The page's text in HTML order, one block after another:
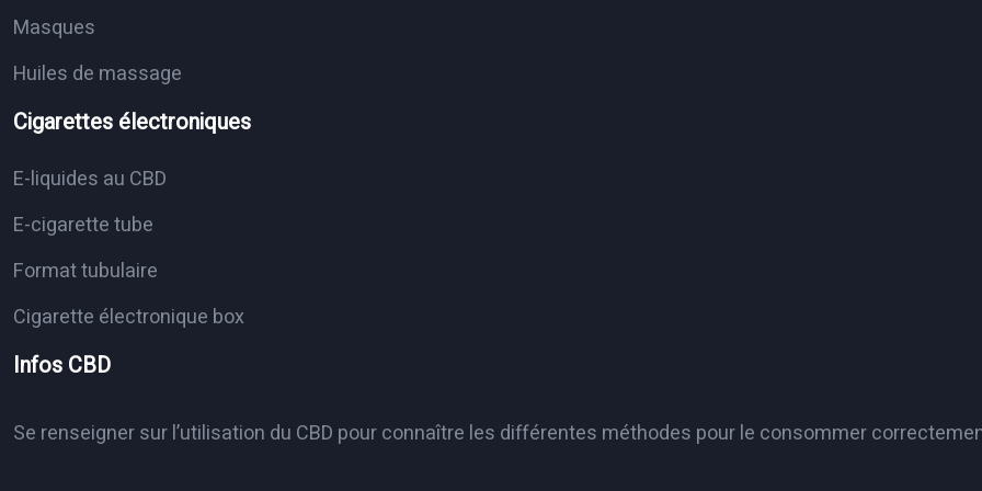
Masques
Huiles de massage
Cigarettes électroniques
E-liquides au CBD
E-cigarette tube
Format tubulaire
Cigarette électronique box
Infos CBD
Se renseigner sur l’utilisation du CBD pour connaître les différentes méthodes pour le consommer